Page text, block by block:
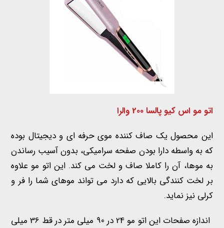
اتو مو اس کیو پالسا 200 والرا
این محصول یک صاف کننده موی حرفه ای و دیجیتال بوده
که به واسطه دارا بودن صفحه سرامیکی، بدون آسیب رساندن
به موها، آن را کاملا صاف و لخت می کند. این اتو مو علاوه
بر لخت کنندگی بالایی که دارد می تواند موهای شما را فر و
کرلی نیز نماید.
اندازه صفحات این اتو مو 24 در 90 میلی متر در قط 36 میلی